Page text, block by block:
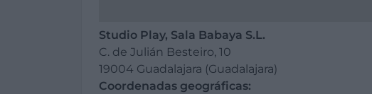
Studio Play, Sala Babaya S.L.
C. de Julián Besteiro, 10
19004 Guadalajara (Guadalajara)
Coordenadas geográficas: